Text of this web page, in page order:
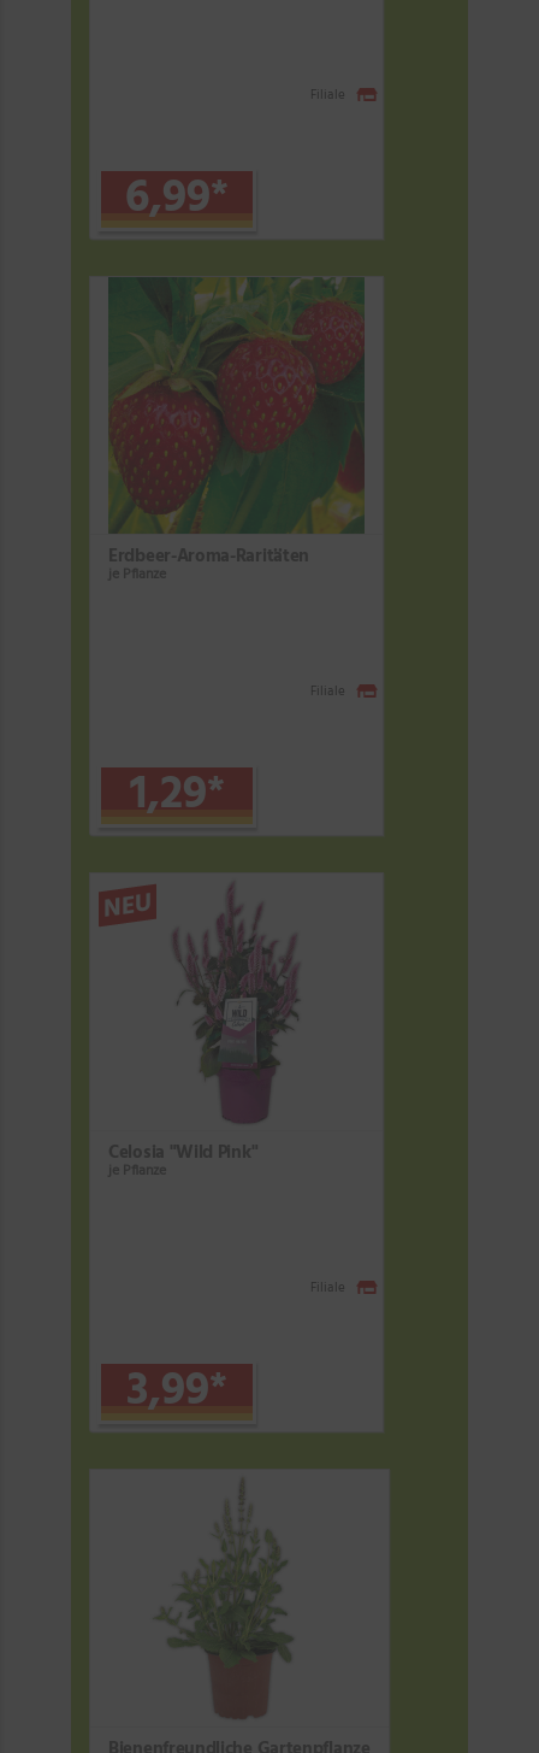
6,99*
Filiale
Erdbeer-Aroma-Raritäten
je Pflanze
1,29*
Filiale
NEU
Celosia "Wild Pink"
je Pflanze
3,99*
Filiale